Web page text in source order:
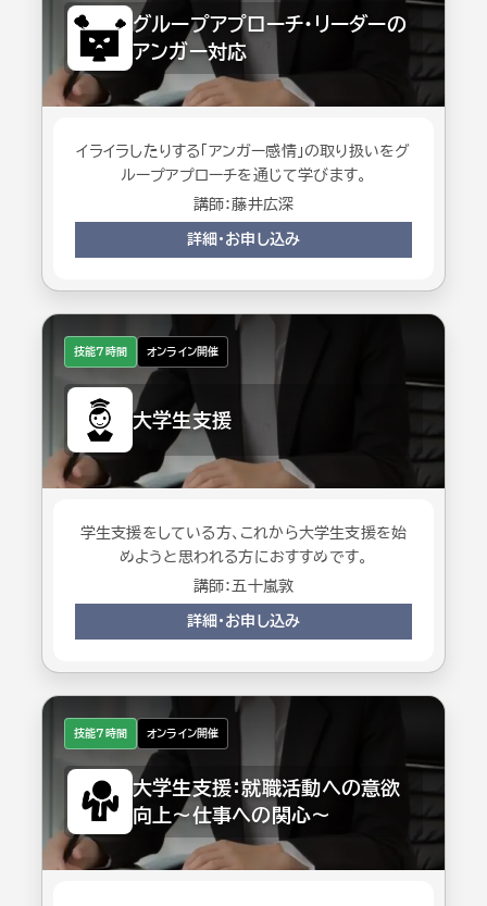
グループアプローチ・リーダーの
アンガー対応
イライラしたりする「アンガー感情」の取り扱いをグ
ループアプローチを通じて学びます。
講師：藤井広深
詳細・お申し込み
技能7時間 オンライン開催
大学生支援
学生支援をしている方、これから大学生支援を始
めようと思われる方におすすめです。
講師：五十嵐敦
詳細・お申し込み
技能7時間 オンライン開催
大学生支援：就職活動への意欲
向上～仕事への関心～